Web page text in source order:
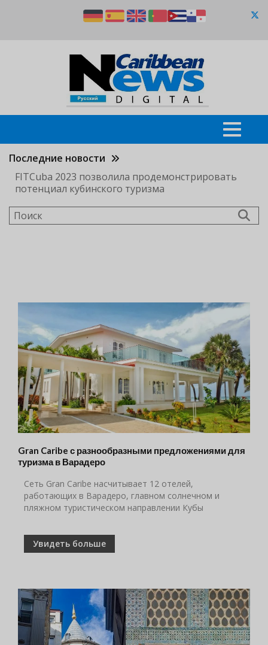
Последние новости
FITCuba 2023 позволила продемонстрировать
потенциал кубинского туризма
Поиск
Gran Caribe с разнообразными предложениями для
туризма в Варадеро
Сеть Gran Caribe насчитывает 12 отелей,
работающих в Варадеро, главном солнечном и
пляжном туристическом направлении Кубы
Увидеть больше